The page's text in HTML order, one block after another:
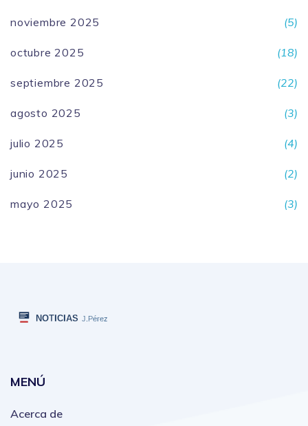
noviembre 2025 (5)
octubre 2025 (18)
septiembre 2025 (22)
agosto 2025 (3)
julio 2025 (4)
junio 2025 (2)
mayo 2025 (3)
MENÚ
Acerca de